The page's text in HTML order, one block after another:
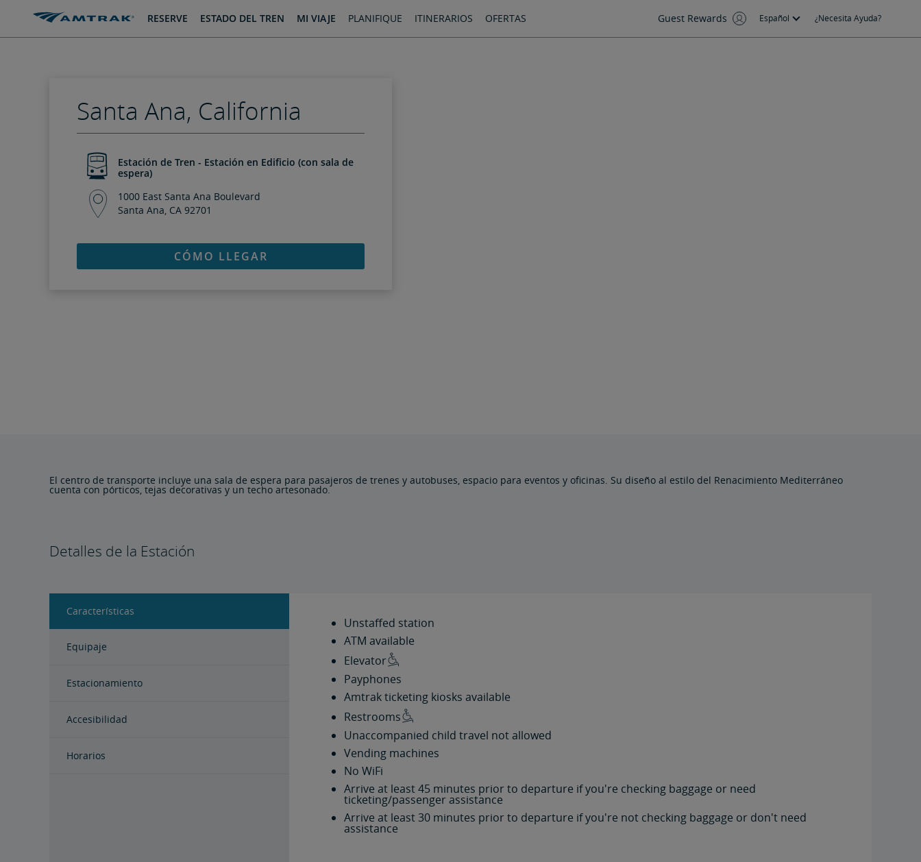
saltar
saltar RESERVE ESTADO DEL TREN MI VIAJE PLANIFIQUE ITINERARIOS OFERTAS Guest Rewards Español ¿Necesita Ayuda?
Santa Ana, California
Estación de Tren - Estación en Edificio (con sala de
espera)
1000 East Santa Ana Boulevard
Santa Ana, CA 92701
CÓMO LLEGAR
El centro de transporte incluye una sala de espera para pasajeros de trenes y autobuses, espacio para eventos y oficinas. Su diseño al estilo del Renacimiento Mediterráneo
cuenta con pórticos, tejas decorativas y un techo artesonado.
Detalles de la Estación
Características
Equipaje
Estacionamiento
Accesibilidad
Horarios
Unstaffed station
ATM available
Elevator
Payphones
Amtrak ticketing kiosks available
Restrooms
Unaccompanied child travel not allowed
Vending machines
No WiFi
Arrive at least 45 minutes prior to departure if you're checking baggage or need
ticketing/passenger assistance
Arrive at least 30 minutes prior to departure if you're not checking baggage or don't need
assistance